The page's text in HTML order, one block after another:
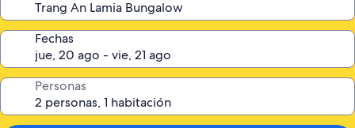
Fechas
Personas